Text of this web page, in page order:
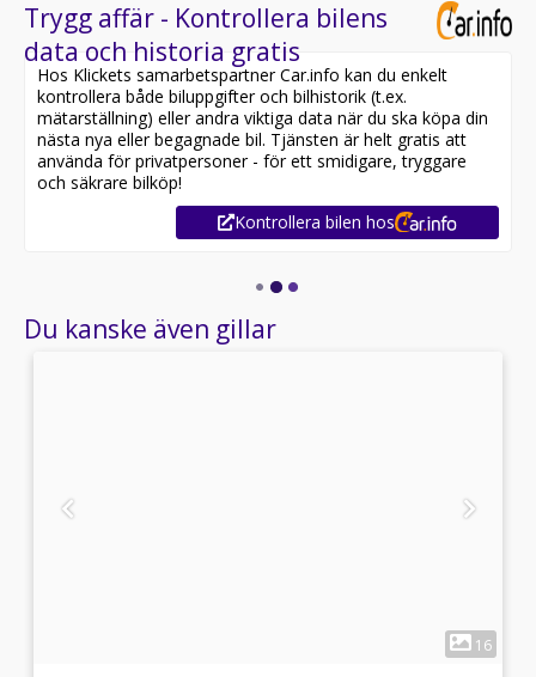
Trygg affär - Kontrollera bilens
data och historia gratis
Hos Klickets samarbetspartner Car.info kan du enkelt
kontrollera både biluppgifter och bilhistorik (t.ex.
mätarställning) eller andra viktiga data när du ska köpa din
nästa nya eller begagnade bil. Tjänsten är helt gratis att
använda för privatpersoner - för ett smidigare, tryggare
och säkrare bilköp!
Kontrollera bilen hos
Du kanske även gillar
16